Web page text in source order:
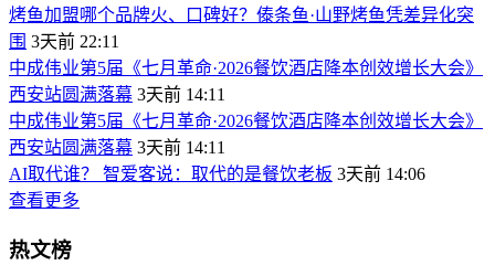
烤鱼加盟哪个品牌火、口碑好？傣条鱼·山野烤鱼凭差异化突
围 3天前 22:11
中成伟业第5届《七月革命·2026餐饮酒店降本创效增长大会》
西安站圆满落幕 3天前 14:11
中成伟业第5届《七月革命·2026餐饮酒店降本创效增长大会》
西安站圆满落幕 3天前 14:11
AI取代谁？ 智爱客说：取代的是餐饮老板 3天前 14:06
查看更多
热文榜